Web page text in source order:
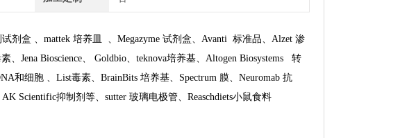
剂盒 、mattek 培养皿 、Megazyme 试剂盒、Avanti 标准品、Alzet 渗
Jena Bioscience、 Goldbio、teknova培养基、Altogen Biosystems 转
和细胞 、List毒素、BrainBits 培养基、Spectrum 膜、Neuromab 抗
Scientific抑制剂等、sutter 玻璃电极管、Reaschdiets小鼠食料